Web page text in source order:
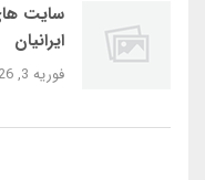
ایرانیان
فوریه 3, 2026